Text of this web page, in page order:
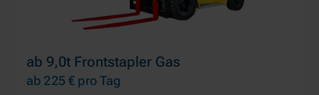
ab 9,0t Frontstapler Gas
ab 225 € pro Tag